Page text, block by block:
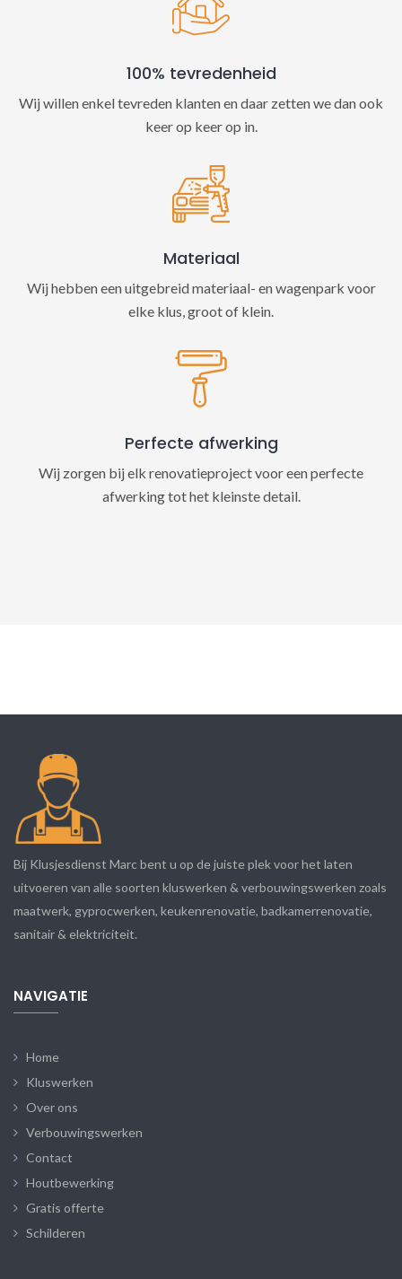
100% tevredenheid
Wij willen enkel tevreden klanten en daar zetten we dan ook
keer op keer op in.
Materiaal
Wij hebben een uitgebreid materiaal- en wagenpark voor
elke klus, groot of klein.
Perfecte afwerking
Wij zorgen bij elk renovatieproject voor een perfecte
afwerking tot het kleinste detail.
Bij Klusjesdienst Marc bent u op de juiste plek voor het laten
uitvoeren van alle soorten kluswerken & verbouwingswerken zoals
maatwerk, gyprocwerken, keukenrenovatie, badkamerrenovatie,
sanitair & elektriciteit.
NAVIGATIE
Home
Kluswerken
Over ons
Verbouwingswerken
Contact
Houtbewerking
Gratis offerte
Schilderen